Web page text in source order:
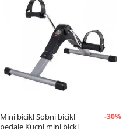
Mini bicikl Sobni bicikl
pedale Kucni mini bickl
-30%